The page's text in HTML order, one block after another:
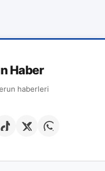
Haber
haberleri